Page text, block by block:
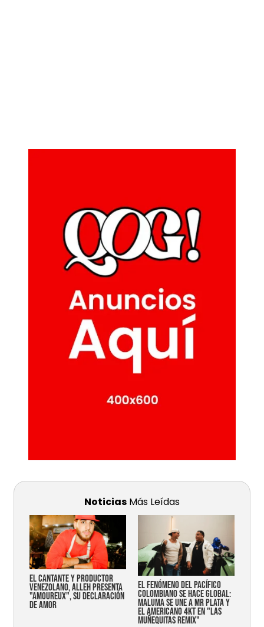
Noticias Más Leídas
EL CANTANTE Y PRODUCTOR
VENEZOLANO, ALLEH PRESENTA
"AMOUREUX", SU DECLARACIÓN
DE AMOR
EL FENÓMENO DEL PACÍFICO
COLOMBIANO SE HACE GLOBAL:
MALUMA SE UNE A MR PLATA Y
EL AMERICANO 4KT EN "LAS
MUÑEQUITAS REMIX"